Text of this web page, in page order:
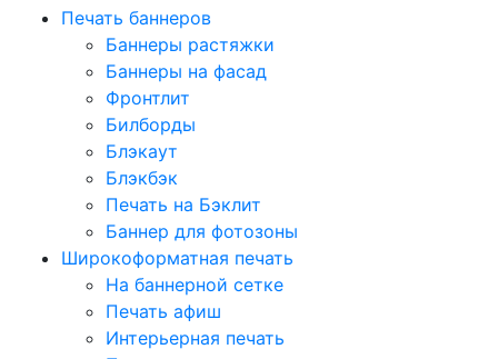
Печать баннеров
Баннеры растяжки
Баннеры на фасад
Фронтлит
Билборды
Блэкаут
Блэкбэк
Печать на Бэклит
Баннер для фотозоны
Широкоформатная печать
На баннерной сетке
Печать афиш
Интерьерная печать